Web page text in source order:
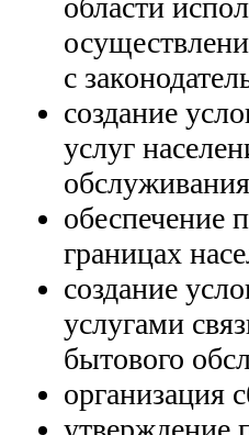
области
с
создание
услуг
обеспечение
границах
создание
услугами
бытового
организация